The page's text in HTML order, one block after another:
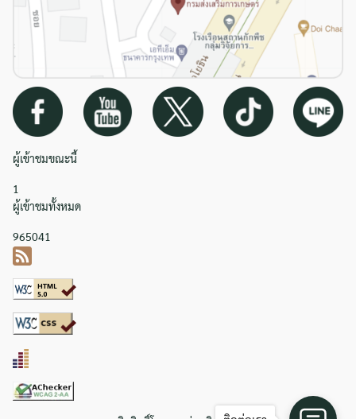
ผู้เข้าชมขณะนี้
1
ผู้เข้าชมทั้งหมด
965041